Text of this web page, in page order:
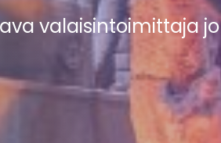
valaisintoimittaja